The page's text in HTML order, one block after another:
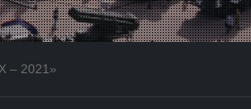
– 2021»